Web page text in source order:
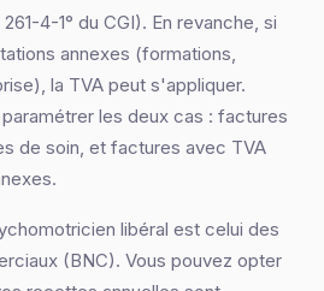
4-1° du CGI). En revanche, si
annexes (formations,
la TVA peut s'appliquer.
les deux cas : factures
de soin, et factures avec TVA
libéral est celui des
(BNC). Vous pouvez opter